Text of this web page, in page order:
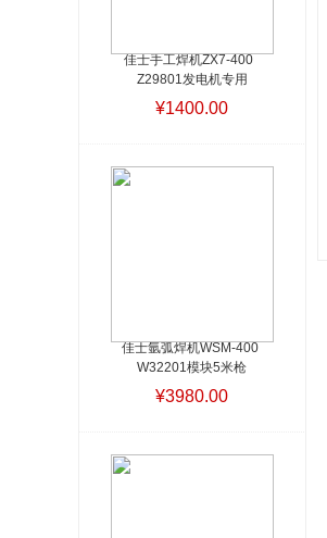
佳士手工焊机ZX7-400
Z29801发电机专用
¥1400.00
佳士氩弧焊机WSM-400
W32201模块5米枪
¥3980.00